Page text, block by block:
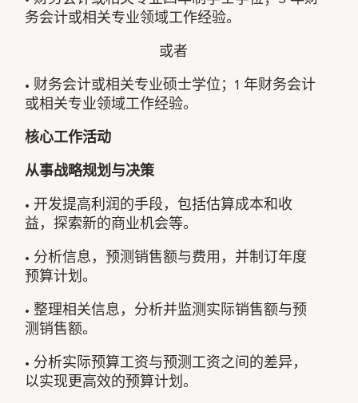
务会计或相关专业领域工作经验。
或者
• 财务会计或相关专业硕士学位；1 年财务会计
或相关专业领域工作经验。
核心工作活动
从事战略规划与决策
• 开发提高利润的手段，包括估算成本和收
益，探索新的商业机会等。
• 分析信息，预测销售额与费用，并制订年度
预算计划。
• 整理相关信息，分析并监测实际销售额与预
测销售额。
• 分析实际预算工资与预测工资之间的差异，
以实现更高效的预算计划。